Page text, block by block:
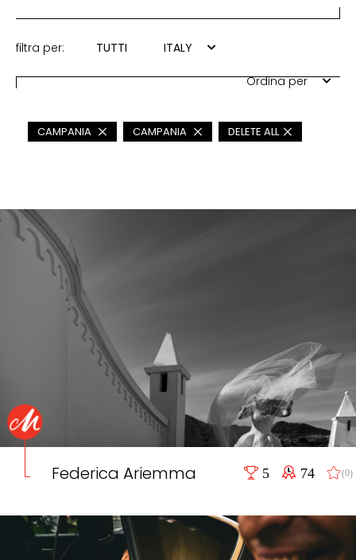
filtra per: TUTTI ITALY
Ordina per
CAMPANIA CAMPANIA DELETE ALL
Federica Ariemma 5 74 (0)